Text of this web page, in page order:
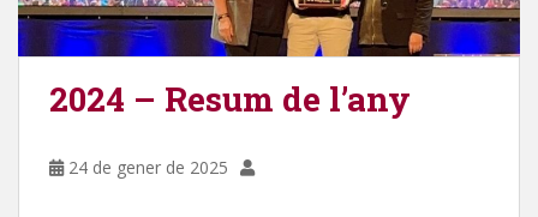
2024 – Resum de l’any
24 de gener de 2025